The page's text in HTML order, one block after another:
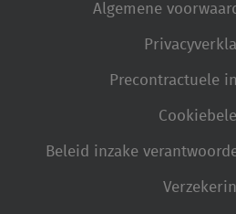
Algemene
Precontractuele
Beleid inzake